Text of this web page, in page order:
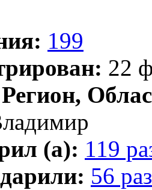
199
22
(а): 119
56 раз